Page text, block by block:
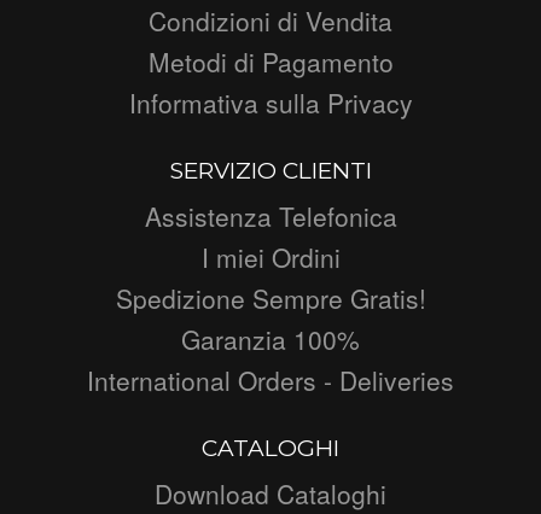
Condizioni di Vendita
Metodi di Pagamento
Informativa sulla Privacy
SERVIZIO CLIENTI
Assistenza Telefonica
I miei Ordini
Spedizione Sempre Gratis!
Garanzia 100%
International Orders - Deliveries
CATALOGHI
Download Cataloghi